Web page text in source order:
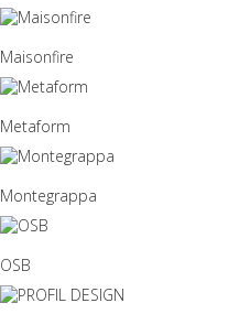
Maisonfire
Metaform
Montegrappa
OSB